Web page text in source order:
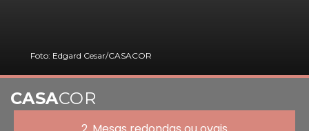
Foto: Edgard Cesar/CASACOR
CASACOR